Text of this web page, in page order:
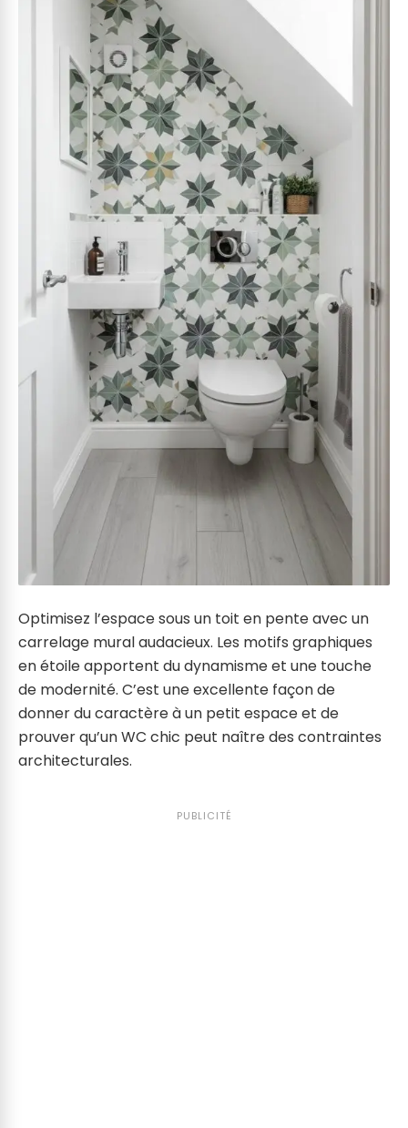
Optimisez l’espace sous un toit en pente avec un
carrelage mural audacieux. Les motifs graphiques
en étoile apportent du dynamisme et une touche
de modernité. C’est une excellente façon de
donner du caractère à un petit espace et de
prouver qu’un WC chic peut naître des contraintes
architecturales.
PUBLICITÉ